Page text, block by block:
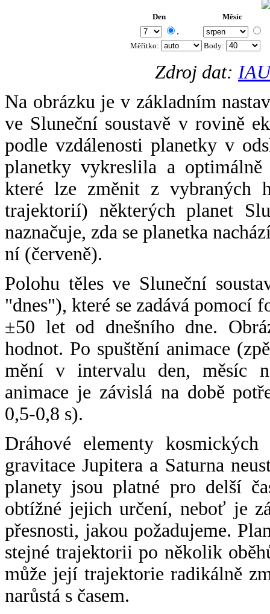
Den Měsíc
.
Měřítko: Body:
Zdroj dat:
Na obrázku je v základním
ve Sluneční soustavě v rovině
podle vzdálenosti planetky v
planetky vykreslila a
které lze změnit z vybraných
trajektorií) některých planet
naznačuje, zda se planetka
ní (červeně).
Polohu těles ve Sluneční
"dnes"), které se zadává pomocí
±50 let od dnešního dne.
hodnot. Po spuštění animace
mění v intervalu den, měsíc
animace je závislá na době
0,5-0,8 s).
Dráhové elementy
gravitace Jupitera a Saturna
planety jsou platné pro delší
obtížné jejich určení, neboť je
přesnosti, jakou požadujeme.
stejné trajektorii po několik
může její trajektorie radikálně
narůstá s časem.